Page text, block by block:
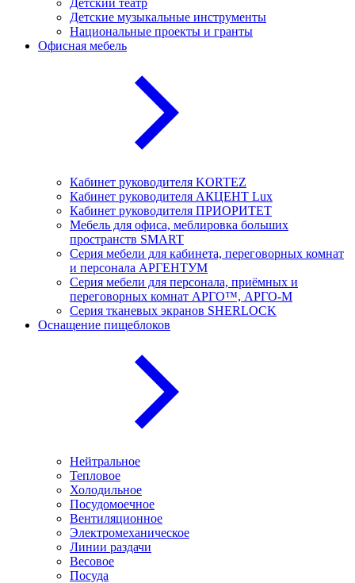
Детский театр
Детские музыкальные инструменты
Национальные проекты и гранты
Офисная мебель
Кабинет руководителя KORTEZ
Кабинет руководителя АКЦЕНТ Lux
Кабинет руководителя ПРИОРИТЕТ
Мебель для офиса, меблировка больших
пространств SMART
Серия мебели для кабинета, переговорных комнат
и персонала АРГЕНТУМ
Серия мебели для персонала, приёмных и
переговорных комнат АРГО™, АРГО-М
Серия тканевых экранов SHERLOCK
Оснащение пищеблоков
Нейтральное
Тепловое
Холодильное
Посудомоечное
Вентиляционное
Электромеханическое
Линии раздачи
Весовое
Посуда